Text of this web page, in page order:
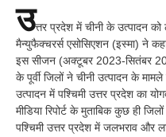
उत्तर प्रदेश में चीनी के उत्पादन
मैन्युफैक्चरर्स एसोसिएशन (इस्मा) ने
इस सीजन (अक्टूबर 2023-सितंबर
के पूर्वी जिलों ने चीनी उत्पादन के
उत्पादन में पश्चिमी उत्तर प्रदेश का
मीडिया रिपोर्ट के मुताबिक कुछ ही
पश्चिमी उत्तर प्रदेश में जलभराव